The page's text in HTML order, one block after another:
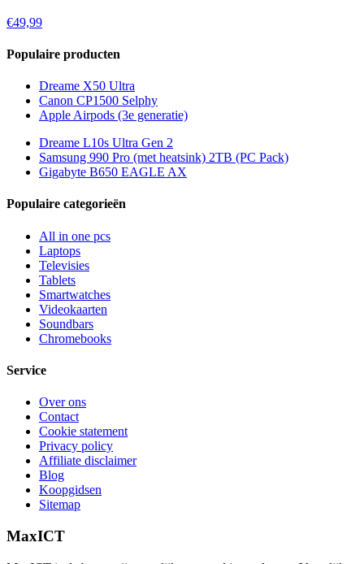
€49,99
Populaire producten
Dreame X50 Ultra
Canon CP1500 Selphy
Apple Airpods (3e generatie)
Dreame L10s Ultra Gen 2
Samsung 990 Pro (met heatsink) 2TB (PC Pack)
Gigabyte B650 EAGLE AX
Populaire categorieën
All in one pcs
Laptops
Televisies
Tablets
Smartwatches
Videokaarten
Soundbars
Chromebooks
Service
Over ons
Contact
Cookie statement
Privacy policy
Affiliate disclaimer
Blog
Koopgidsen
Sitemap
MaxICT